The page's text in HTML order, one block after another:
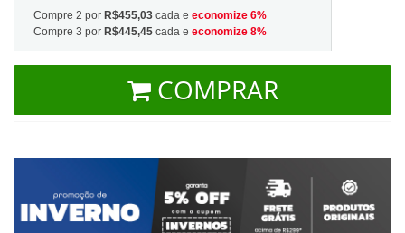
Compre 2 por R$455,03 cada e economize 6%
Compre 3 por R$445,45 cada e economize 8%
COMPRAR